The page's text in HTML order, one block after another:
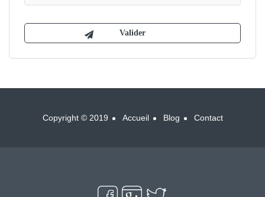
Copyright © 2019 Accueil Blog Contact